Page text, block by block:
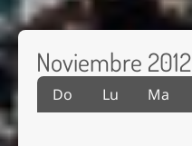
Noviembre 2012
Do Lu Ma